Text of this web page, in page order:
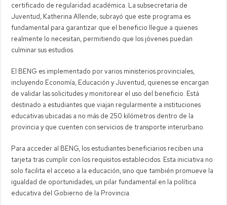
certificado de regularidad académica. La subsecretaria de
Juventud, Katherina Allende, subrayó que este programa es
fundamental para garantizar que el beneficio llegue a quienes
realmente lo necesitan, permitiendo que los jóvenes puedan
culminar sus estudios.
El BENG es implementado por varios ministerios provinciales,
incluyendo Economía, Educación y Juventud, quienes se encargan
de validar las solicitudes y monitorear el uso del beneficio. Está
destinado a estudiantes que viajan regularmente a instituciones
educativas ubicadas a no más de 250 kilómetros dentro de la
provincia y que cuenten con servicios de transporte interurbano.
Para acceder al BENG, los estudiantes beneficiarios reciben una
tarjeta tras cumplir con los requisitos establecidos. Esta iniciativa no
solo facilita el acceso a la educación, sino que también promueve la
igualdad de oportunidades, un pilar fundamental en la política
educativa del Gobierno de la Provincia.